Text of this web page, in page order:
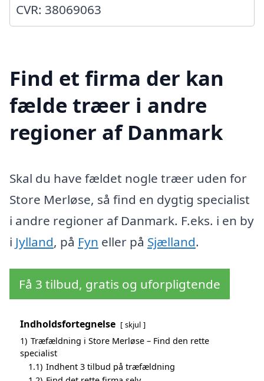
CVR: 38069063
Find et firma der kan
fælde træer i andre
regioner af Danmark
Skal du have fældet nogle træer uden for
Store Merløse, så find en dygtig specialist
i andre regioner af Danmark. F.eks. i en by
i Jylland, på Fyn eller på Sjælland.
Få 3 tilbud, gratis og uforpligtende
Indholdsfortegnelse skjul
1) Træfældning i Store Merløse – Find den rette
specialist
1.1) Indhent 3 tilbud på træfældning